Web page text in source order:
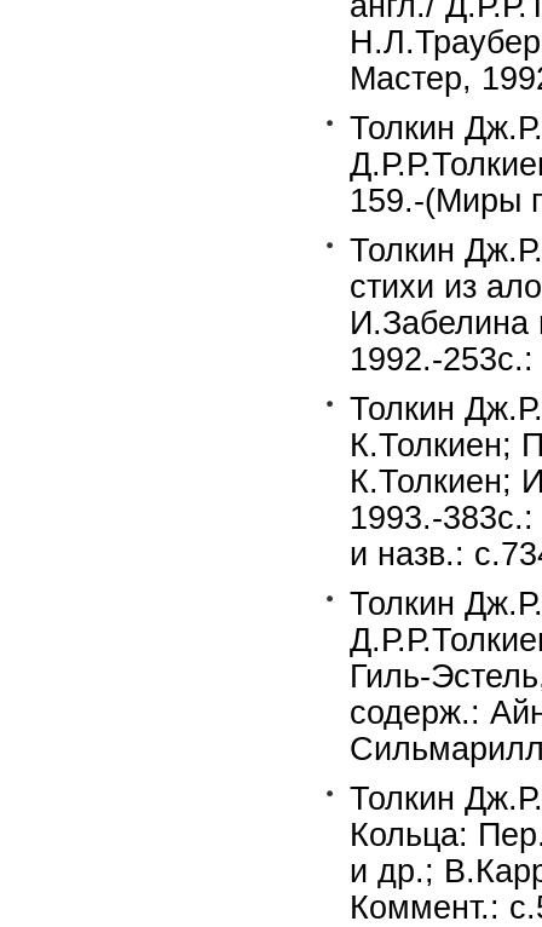
Мастер,
Толкин
159.-(Миры
Толкин
стихи из
1992.-
Толкин
К.Толкиен;
К.Толкиен;
1993.-
и назв.:
Толкин
Гиль-
содерж.:
Толкин
Кольца:
и др.;
Коммент.: